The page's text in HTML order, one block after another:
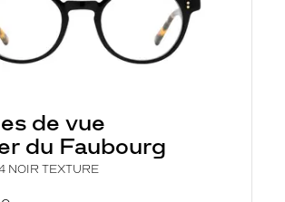
de vue
du Faubourg
NOIR TEXTURE